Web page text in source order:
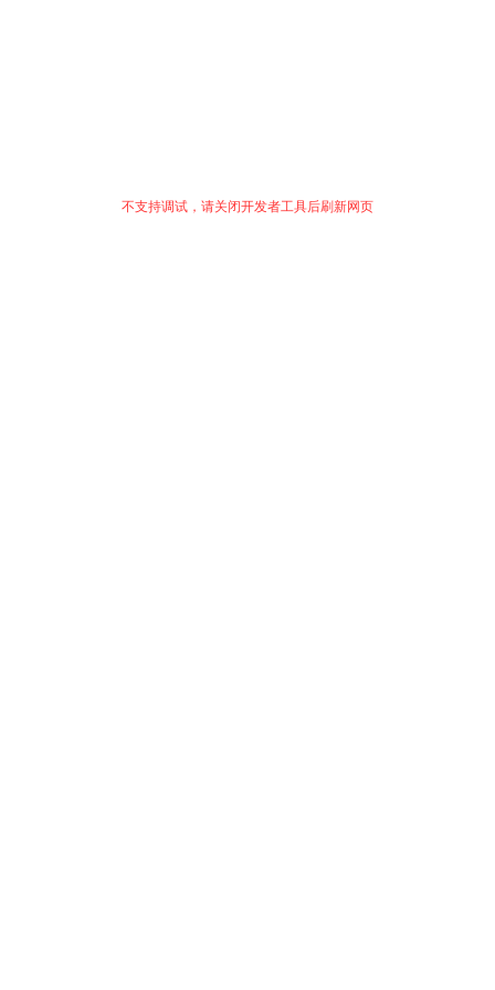
不支持调试，请关闭开发者工具后刷新网页